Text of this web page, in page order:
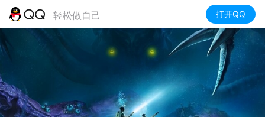
轻松做自己 打开QQ